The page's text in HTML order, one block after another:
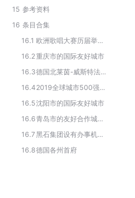
15 参考资料
16 条目合集
16.1
欧洲歌唱大赛历届举办城市
16.2重庆市的国际友好城市
16.3
德国北莱茵-威斯特法伦州的主要城市
16.4
2019全球城市500强德国上榜城市
16.5沈阳市的国际友好城市
16.6
青岛市的友好合作城市列表
16.7
黑石集团设有办事机构的城市
16.8德国各州首府